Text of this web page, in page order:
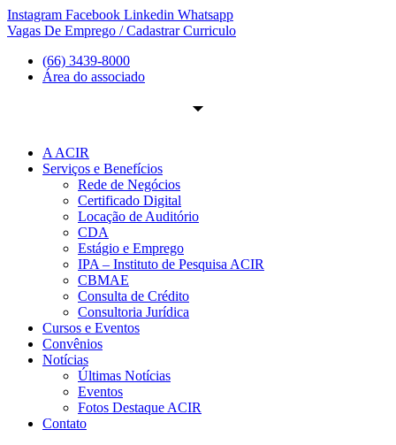
Ir
para
conteúdo
Instagram Facebook Linkedin Whatsapp
Vagas De Emprego / Cadastrar Curriculo
(66) 3439-8000
Área do associado
A ACIR
Serviços e Benefícios
Rede de Negócios
Certificado Digital
Locação de Auditório
CDA
Estágio e Emprego
IPA – Instituto de Pesquisa ACIR
CBMAE
Consulta de Crédito
Consultoria Jurídica
Cursos e Eventos
Convênios
Notícias
Últimas Notícias
Eventos
Fotos Destaque ACIR
Contato